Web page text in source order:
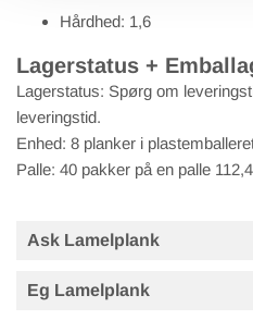
Hårdhed: 1,6
Lagerstatus +
Lagerstatus: Spørg om
leveringstid.
Enhed: 8 planker i
Palle: 40 pakker på en palle
Ask Lamelplank
Eg Lamelplank